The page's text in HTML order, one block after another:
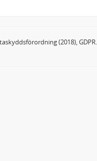
(2018), GDPR.